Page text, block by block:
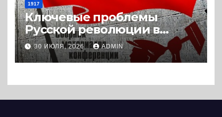
1917
Ключевые проблемы
Русской революции в
историографии
сегодняшнего дня (2024) *
Книга
30 ИЮЛЯ, 2026 ADMIN